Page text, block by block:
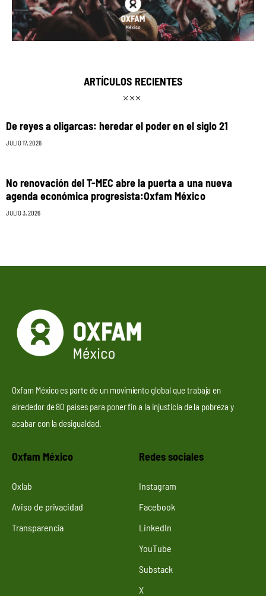
ARTÍCULOS RECIENTES
De reyes a oligarcas: heredar el poder en el siglo 21
JULIO 17, 2026
No renovación del T-MEC abre la puerta a una nueva
agenda económica progresista:Oxfam México
JULIO 3, 2026
Oxfam México es parte de un movimiento global que trabaja en
alrededor de 80 países para poner fin a la injusticia de la pobreza y
acabar con la desigualdad.
Oxfam México
Oxlab
Aviso de privacidad
Transparencia
Redes sociales
Instagram
Facebook
LinkedIn
YouTube
Substack
X